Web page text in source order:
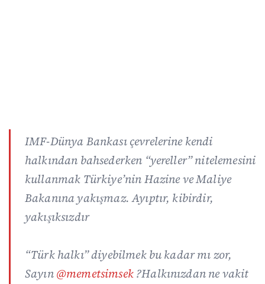
IMF-Dünya Bankası çevrelerine kendi
halkından bahsederken “yereller” nitelemesini
kullanmak Türkiye’nin Hazine ve Maliye
Bakanına yakışmaz. Ayıptır, kibirdir,
yakışıksızdır
“Türk halkı” diyebilmek bu kadar mı zor,
Sayın@memetsimsek?Halkınızdan ne vakit